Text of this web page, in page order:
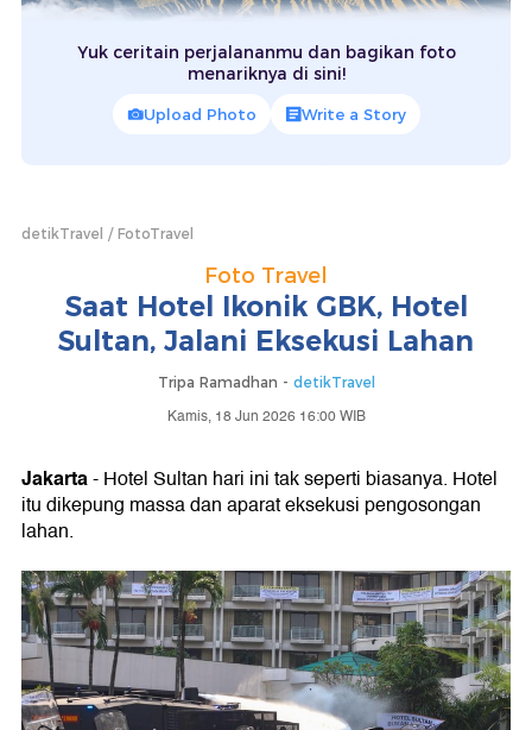
Yuk ceritain perjalananmu dan bagikan foto
menariknya di sini!
Upload Photo Write a Story
detikTravel FotoTravel
Foto Travel
Saat Hotel Ikonik GBK, Hotel
Sultan, Jalani Eksekusi Lahan
Tripa Ramadhan - detikTravel
Kamis, 18 Jun 2026 16:00 WIB
Jakarta- Hotel Sultan hari ini tak seperti biasanya. Hotel
itu dikepung massa dan aparat eksekusi pengosongan
lahan.